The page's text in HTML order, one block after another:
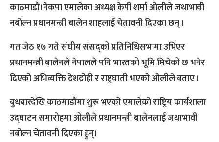
काठमाडौं।नेकपा एमालेका अध्यक्ष केपी शर्मा ओलीले जथाभावी
नबोल्न प्रधानमन्त्री बालेन शाहलाई चेतावनी दिएका छन् ।
गत जेठ १७ गते संघीय संसद्को प्रतिनिधिसभामा उभिएर
प्रधानमन्त्री बालेनले नेपालले पनि भारतको भूमि मिचेको छ भनेर
दिएको अभिव्यक्ति देशद्रोही र राष्ट्रघाती भएको ओलीले बताए ।
बुधबारदेखि काठमाडौंमा शुरू भएको एमालेको राष्ट्रिय कार्यशाला
उद्घाटन समारोहमा ओलीले प्रधानमन्त्री बालेनलाई जथाभावी
नबोल्न चेतावनी दिएका हुन्।